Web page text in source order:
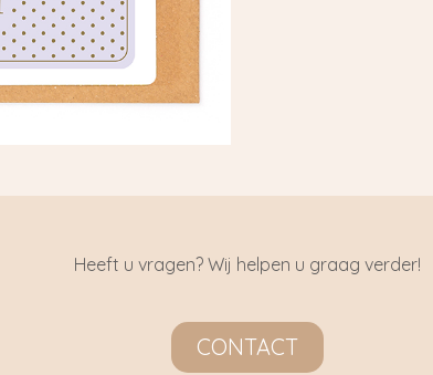
Heeft u vragen? Wij helpen u graag verder!
CONTACT